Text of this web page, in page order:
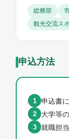
総務部
観光交流ス
申込方法
1 申込書
2 大学等
3 就職担